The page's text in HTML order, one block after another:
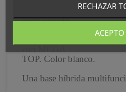
podemos moldear dentro
permanenete.
Contiene filtro solar que no
TOP. Color blanco.
Una base híbrida
RECHAZAR
ACEPTO